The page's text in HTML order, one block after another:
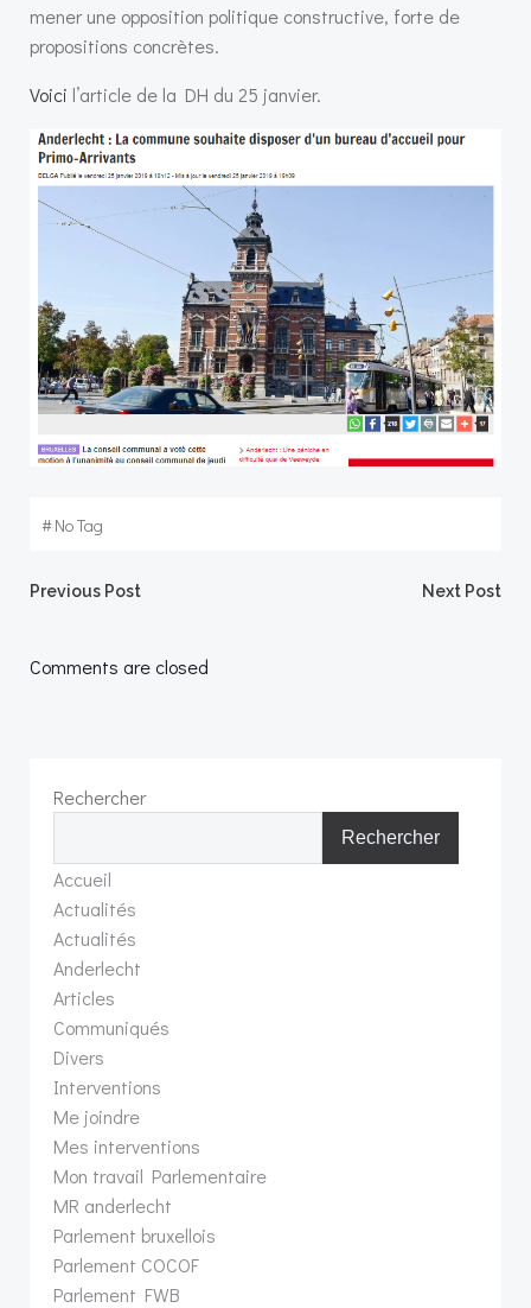
mener une opposition politique constructive, forte de
propositions concrètes.
Voici l’article de la DH du 25 janvier.
#No Tag
Post
navigation
Previous Post Next Post
Comments are closed
Rechercher
Rechercher
Accueil
Actualités
Actualités
Anderlecht
Articles
Communiqués
Divers
Interventions
Me joindre
Mes interventions
Mon travail Parlementaire
MR anderlecht
Parlement bruxellois
Parlement COCOF
Parlement FWB